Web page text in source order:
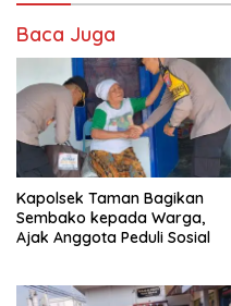
Baca Juga
Kapolsek Taman Bagikan
Sembako kepada Warga,
Ajak Anggota Peduli Sosial